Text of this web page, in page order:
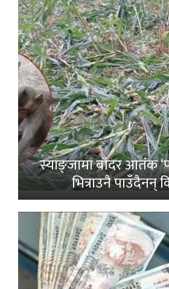
स्याङ्जामा बाँदर आतंक
भित्राउनै पाउँदैनन्